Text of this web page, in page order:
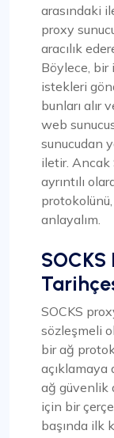
arasındaki
proxy
aracılık
Böylece, bir
istekleri
bunları alır
web
sunucudan
iletir. Ancak
ayrıntılı
protokolünü,
anlayalım.
SOCKS
sözleşmeli
bir ağ
açıklamaya
ağ güvenlik
için bir
başında ilk